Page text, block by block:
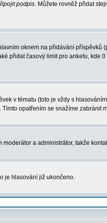
podpis. Můžete rovněž přidat
oknem na přidávání příspěvků
přidat časový limit pro anketu, kde
v tématu (toto je vždy s
opatřením se snažíme zabránit
a administrátor, takže
je hlasování již ukončeno.